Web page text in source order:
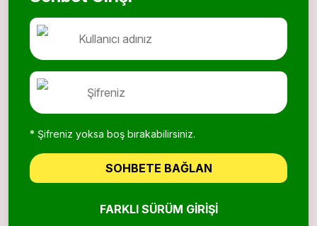
* Şifreniz yoksa boş bırakabilirsiniz.
SOHBETE BAĞLAN
FARKLI SÜRÜM GIRIŞI